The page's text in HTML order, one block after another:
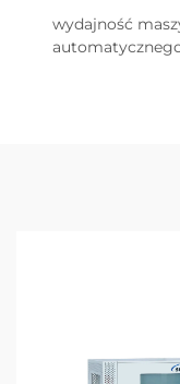
wydajność